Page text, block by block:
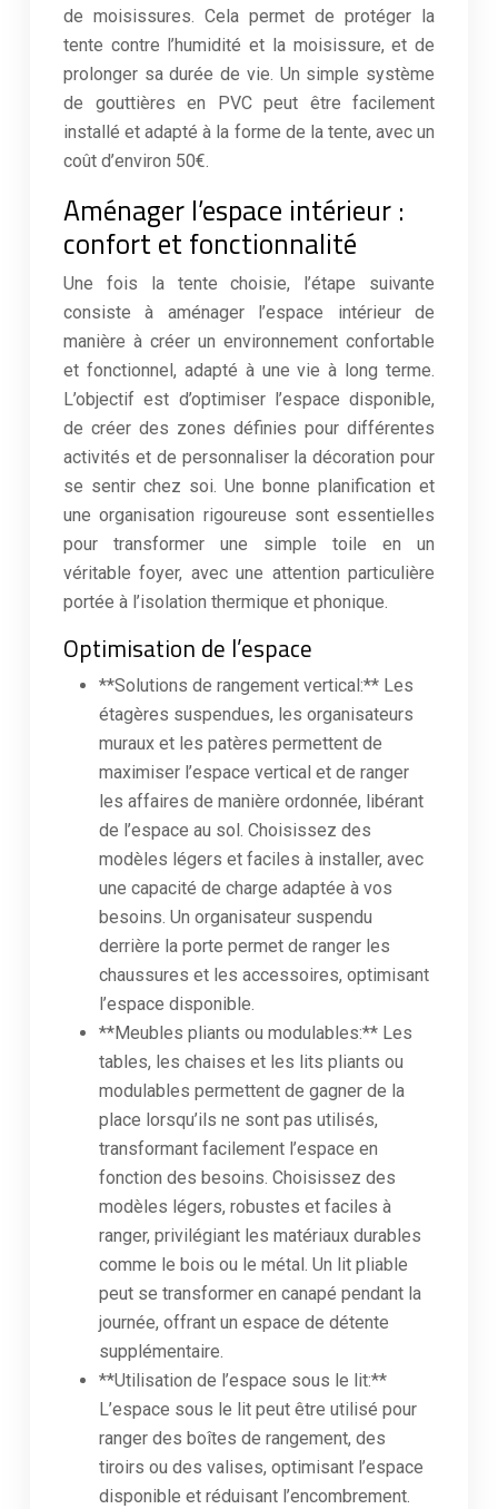
de moisissures. Cela permet de protéger la
tente contre l’humidité et la moisissure, et de
prolonger sa durée de vie. Un simple système
de gouttières en PVC peut être facilement
installé et adapté à la forme de la tente, avec un
coût d’environ 50€.
Aménager l’espace intérieur :
confort et fonctionnalité
Une fois la tente choisie, l’étape suivante
consiste à aménager l’espace intérieur de
manière à créer un environnement confortable
et fonctionnel, adapté à une vie à long terme.
L’objectif est d’optimiser l’espace disponible,
de créer des zones définies pour différentes
activités et de personnaliser la décoration pour
se sentir chez soi. Une bonne planification et
une organisation rigoureuse sont essentielles
pour transformer une simple toile en un
véritable foyer, avec une attention particulière
portée à l’isolation thermique et phonique.
Optimisation de l’espace
**Solutions de rangement vertical:** Les
étagères suspendues, les organisateurs
muraux et les patères permettent de
maximiser l’espace vertical et de ranger
les affaires de manière ordonnée, libérant
de l’espace au sol. Choisissez des
modèles légers et faciles à installer, avec
une capacité de charge adaptée à vos
besoins. Un organisateur suspendu
derrière la porte permet de ranger les
chaussures et les accessoires, optimisant
l’espace disponible.
**Meubles pliants ou modulables:** Les
tables, les chaises et les lits pliants ou
modulables permettent de gagner de la
place lorsqu’ils ne sont pas utilisés,
transformant facilement l’espace en
fonction des besoins. Choisissez des
modèles légers, robustes et faciles à
ranger, privilégiant les matériaux durables
comme le bois ou le métal. Un lit pliable
peut se transformer en canapé pendant la
journée, offrant un espace de détente
supplémentaire.
**Utilisation de l’espace sous le lit:**
L’espace sous le lit peut être utilisé pour
ranger des boîtes de rangement, des
tiroirs ou des valises, optimisant l’espace
disponible et réduisant l’encombrement.